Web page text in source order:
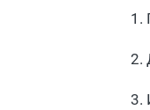
1.
2.
3.